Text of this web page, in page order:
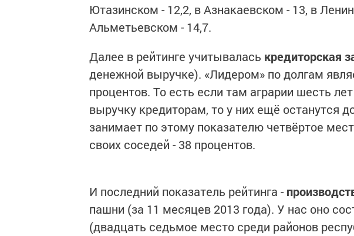
Ютазинском - 12,2, в Азнакаевском - 13, в
Альметьевском - 14,7.
Далее в рейтинге учитывалась кредиторская
денежной выручке). «Лидером» по долгам
процентов. То есть если там аграрии шесть
выручку кредиторам, то у них ещё останутся
занимает по этому показателю четвёртое
своих соседей - 38 процентов.
И последний показатель рейтинга -
пашни (за 11 месяцев 2013 года). У нас оно
(двадцать седьмое место среди районов